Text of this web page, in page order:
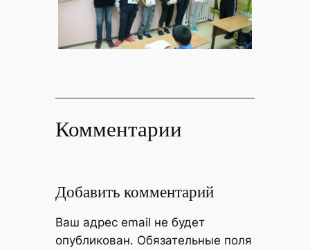
Комментарии
Добавить комментарий
Ваш адрес email не будет
опубликован. Обязательные поля